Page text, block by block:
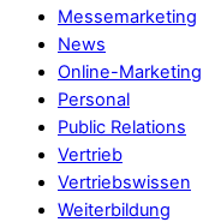
Messemarketing
News
Online-Marketing
Personal
Public Relations
Vertrieb
Vertriebswissen
Weiterbildung